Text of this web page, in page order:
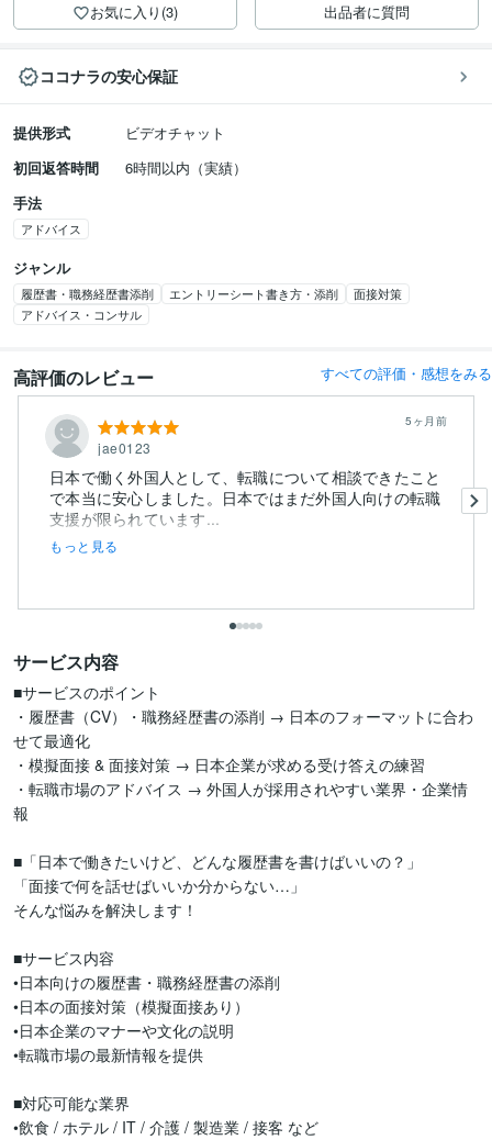
お気に入り(3) 出品者に質問
ココナラの安心保証
提供形式
ビデオチャット
初回返答時間
6時間以内（実績）
手法
アドバイス
ジャンル
履歴書・職務経歴書添削 エントリーシート書き方・添削
面接対策
アドバイス・コンサル
高評価のレビュー すべての評価・感想をみる
jae0123
5ヶ月前
日本で働く外国人として、転職について相談できたこと
で本当に安心しました。日本ではまだ外国人向けの転職
支援が限られています...
もっと見る
サービス内容
■サービスのポイント
・履歴書（CV）・職務経歴書の添削 → 日本のフォーマットに合わ
せて最適化
・模擬面接 & 面接対策 → 日本企業が求める受け答えの練習
・転職市場のアドバイス → 外国人が採用されやすい業界・企業情
報
■「日本で働きたいけど、どんな履歴書を書けばいいの？」
「面接で何を話せばいいか分からない…」
そんな悩みを解決します！
■サービス内容
•日本向けの履歴書・職務経歴書の添削
•日本の面接対策（模擬面接あり）
•日本企業のマナーや文化の説明
•転職市場の最新情報を提供
■対応可能な業界
•飲食 / ホテル / IT / 介護 / 製造業 / 接客 など